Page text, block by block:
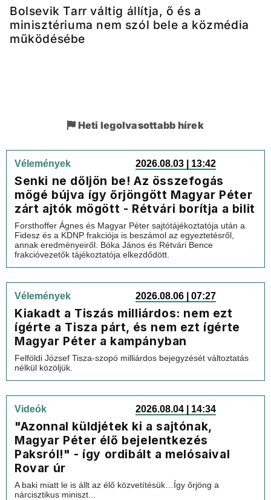
Bolsevik Tarr váltig állítja, ő és a
minisztériuma nem szól bele a közmédia
működésébe
Heti legolvasottabb hírek
Vélemények 2026.08.03 | 13:42
Senki ne dőljön be! Az összefogás
mögé bújva így őrjöngött Magyar Péter
zárt ajtók mögött - Rétvári borítja a bilit
Forsthoffer Ágnes és Magyar Péter sajtótájékoztatója után a
Fidesz és a KDNP frakciója is beszámol az egyeztetésről,
annak eredményeiről. Bóka János és Rétvári Bence
frakcióvezetők tájékoztatója elkezdődött.
Vélemények 2026.08.06 | 07:27
Kiakadt a Tiszás milliárdos: nem ezt
ígérte a Tisza párt, és nem ezt ígérte
Magyar Péter a kampányban
Felföldi József Tisza-szopó milliárdos bejegyzését változtatás
nélkül közöljük.
Videók 2026.08.04 | 14:34
"Azonnal küldjétek ki a sajtónak,
Magyar Péter élő bejelentkezés
Paksról!" - így ordibált a melósaival
Rovar úr
A baki miatt le is állt az élő közvetítésük…Így őrjöng a
nárcisztikus miniszt...